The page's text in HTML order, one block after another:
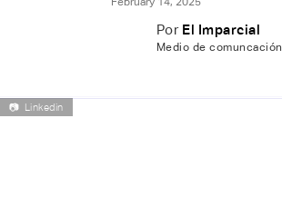
Por El Imparcial
Medio de comuncación
📷 Linkedin